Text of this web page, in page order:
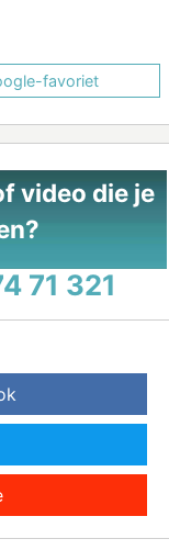
favoriet
video die je
71 321